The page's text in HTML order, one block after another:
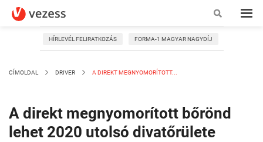
HÍRLEVÉL FELIRATKOZÁS FORMA-1 MAGYAR NAGYDÍJ
CÍMOLDAL DRIVER A DIREKT MEGNYOMORÍTOTT...
A direkt megnyomorított bőrönd
lehet 2020 utolsó divatőrülete